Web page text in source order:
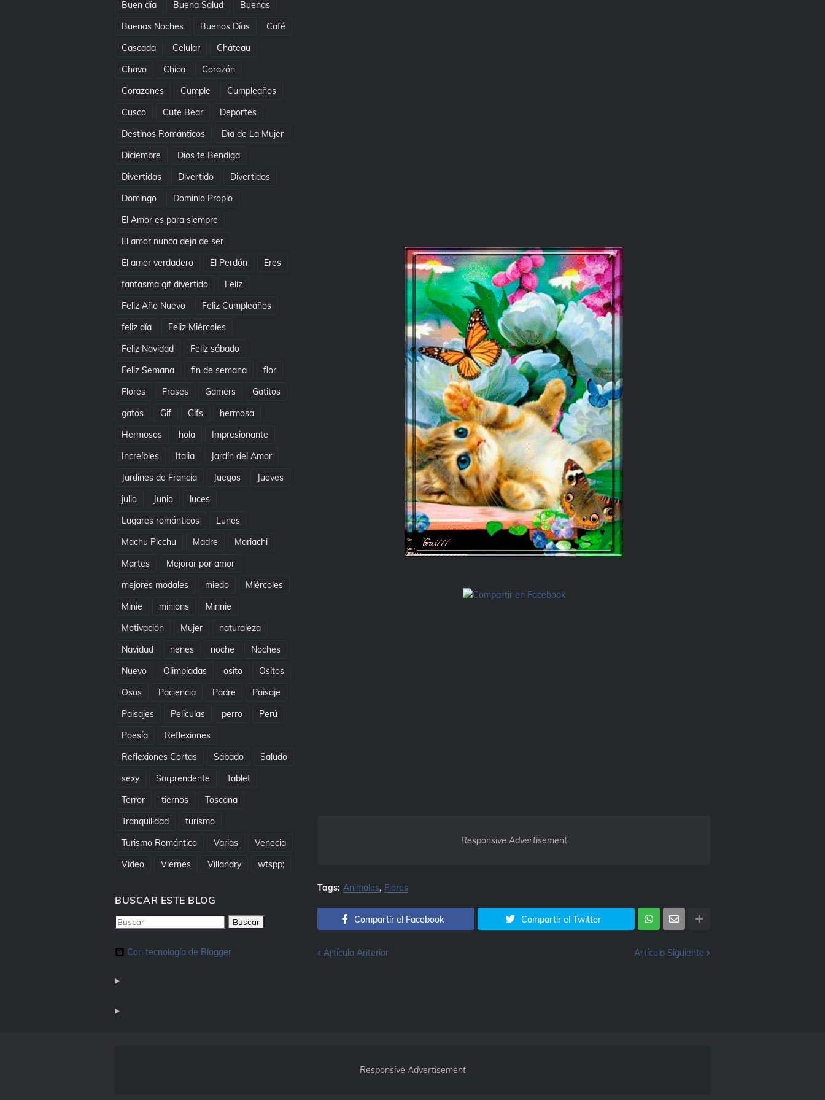
Responsive Advertisement
Tags: Animales Flores
Compartir el Facebook Compartir el Twitter
Artículo Anterior Artículo Siguiente
Buen día
Buena Salud
Buenas
Buenas Noches
Buenos Días
Café
Cascada
Celular
Cháteau
Chavo
Chica
Corazón
Corazones
Cumple
Cumpleaños
Cusco
Cute Bear
Deportes
Destinos Románticos
Dìa de La Mujer
Diciembre
Dios te Bendiga
Divertidas
Divertido
Divertidos
Domingo
Dominio Propio
El Amor es para siempre
El amor nunca deja de ser
El amor verdadero
El Perdón
Eres
fantasma gif divertido
Feliz
Feliz Año Nuevo
Feliz Cumpleaños
feliz día
Feliz Miércoles
Feliz Navidad
Feliz sábado
Feliz Semana
fin de semana
flor
Flores
Frases Gamers
Gatitos
gatos
Gif Gifs
hermosa
Hermosos
hola
Impresionante
Increíbles
Italia
Jardín del Amor
Jardines de Francia
Juegos
Jueves
julio
Junio
luces
Lugares románticos
Lunes
Machu Picchu
Madre
Mariachi
Martes
Mejorar por amor
mejores modales
miedo
Miércoles
Minie
minions
Minnie
Motivación
Mujer
naturaleza
Navidad
nenes noche
Noches
Nuevo
Olimpiadas osito
Ositos
Osos
Paciencia Padre
Paisaje
Paisajes
Peliculas perro
Perú
Poesía
Reflexiones
Reflexiones Cortas
Sábado
Saludo
sexy
Sorprendente
Tablet
Terror
tiernos
Toscana
Tranquilidad
turismo
Turismo Romántico
Varias
Venecia
Video
Viernes Villandry wtspp;
BUSCAR ESTE BLOG
Con tecnología de Blogger
Responsive Advertisement